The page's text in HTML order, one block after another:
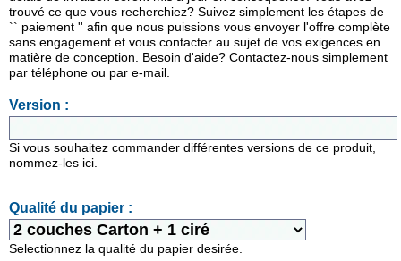
trouvé ce que vous recherchiez? Suivez simplement les étapes de
`` paiement '' afin que nous puissions vous envoyer l'offre complète
sans engagement et vous contacter au sujet de vos exigences en
matière de conception. Besoin d'aide? Contactez-nous simplement
par téléphone ou par e-mail.
Version :
Si vous souhaitez commander différentes versions de ce produit,
nommez-les ici.
Qualité du papier :
Selectionnez la qualité du papier desirée.